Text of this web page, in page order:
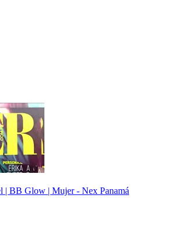
| BB Glow | Mujer - Nex Panamá